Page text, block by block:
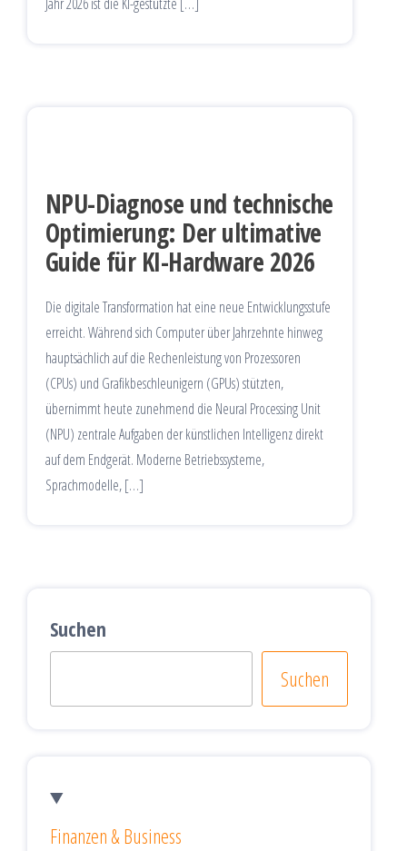
Jahr 2026 ist die KI-gestützte […]
NPU-Diagnose und technische
Optimierung: Der ultimative
Guide für KI-Hardware 2026
Die digitale Transformation hat eine neue Entwicklungsstufe
erreicht. Während sich Computer über Jahrzehnte hinweg
hauptsächlich auf die Rechenleistung von Prozessoren
(CPUs) und Grafikbeschleunigern (GPUs) stützten,
übernimmt heute zunehmend die Neural Processing Unit
(NPU) zentrale Aufgaben der künstlichen Intelligenz direkt
auf dem Endgerät. Moderne Betriebssysteme,
Sprachmodelle, […]
Suchen
Suchen
Finanzen & Business